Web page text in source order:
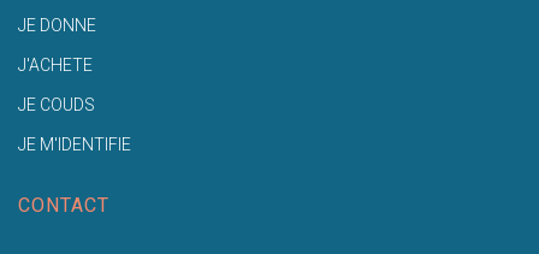
JE DONNE
J'ACHETE
JE COUDS
JE M'IDENTIFIE
CONTACT